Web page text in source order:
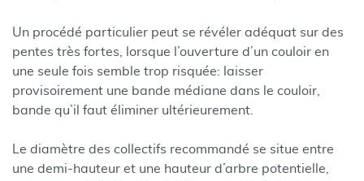
Un procédé particulier peut se révéler adéquat sur des
pentes très fortes, lorsque l’ouverture d’un couloir en
une seule fois semble trop risquée: laisser
provisoirement une bande médiane dans le couloir,
bande qu’il faut éliminer ultérieurement.
Le diamètre des collectifs recommandé se situe entre
une demi-hauteur et une hauteur d’arbre potentielle,